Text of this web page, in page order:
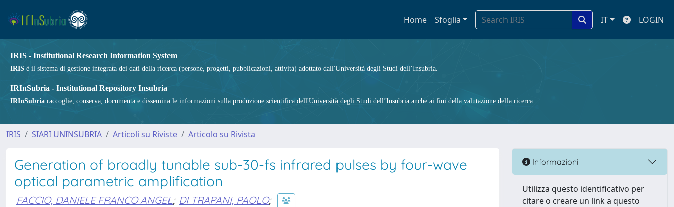
Home Sfoglia IT LOGIN
IRIS - Institutional Research Information System
IRIS è il sistema di gestione integrata dei dati della ricerca (persone, progetti, pubblicazioni, attività) adottato dall'Università degli Studi dell’Insubria.
IRInSubria - Institutional Repository Insubria
IRInSubria raccoglie, conserva, documenta e dissemina le informazioni sulla produzione scientifica dell'Università degli Studi dell’Insubria anche ai fini della valutazione della ricerca.
IRIS SIARI UNINSUBRIA Articoli su Riviste Articolo su Rivista
Generation of broadly tunable sub-30-fs infrared pulses by four-wave
optical parametric amplification
FACCIO, DANIELE FRANCO ANGEL; DI TRAPANI, PAOLO;
Informazioni
Utilizza questo identificativo per
citare o creare un link a questo